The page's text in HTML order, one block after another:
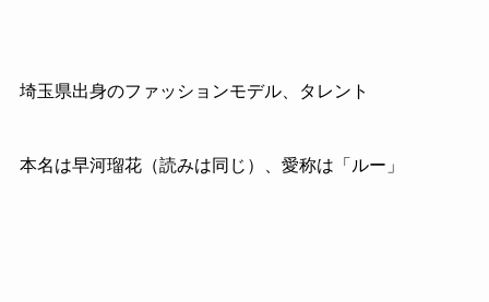
埼玉県出身のファッションモデル、タレント
本名は早河瑠花（読みは同じ）、愛称は「ルー」